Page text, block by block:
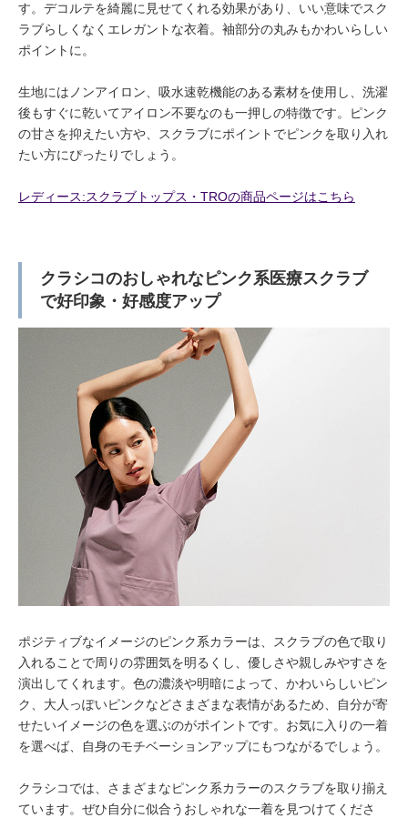
す。デコルテを綺麗に見せてくれる効果があり、いい意味でスク
ラブらしくなくエレガントな衣着。袖部分の丸みもかわいらしい
ポイントに。
生地にはノンアイロン、吸水速乾機能のある素材を使用し、洗濯
後もすぐに乾いてアイロン不要なのも一押しの特徴です。ピンク
の甘さを抑えたい方や、スクラブにポイントでピンクを取り入れ
たい方にぴったりでしょう。
レディース:スクラブトップス・TROの商品ページはこちら
クラシコのおしゃれなピンク系医療スクラブ
で好印象・好感度アップ
ポジティブなイメージのピンク系カラーは、スクラブの色で取り
入れることで周りの雰囲気を明るくし、優しさや親しみやすさを
演出してくれます。色の濃淡や明暗によって、かわいらしいピン
ク、大人っぽいピンクなどさまざまな表情があるため、自分が寄
せたいイメージの色を選ぶのがポイントです。お気に入りの一着
を選べば、自身のモチベーションアップにもつながるでしょう。
クラシコでは、さまざまなピンク系カラーのスクラブを取り揃え
ています。ぜひ自分に似合うおしゃれな一着を見つけてくださ